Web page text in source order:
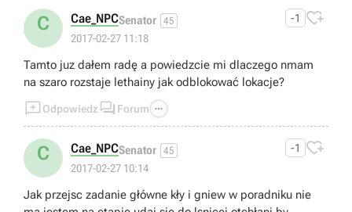
C Cae_NPCSenator 45
2017-02-27 11:18
-1 
Tamto juz dałem radę a powiedzcie mi dlaczego nmam
na szaro rozstaje lethainy jak odblokować lokacje?
Odpowiedz  Forum 
C Cae_NPCSenator 45
2017-02-27 10:14
-1 
Jak przejsc zadanie główne kły i gniew w poradniku nie